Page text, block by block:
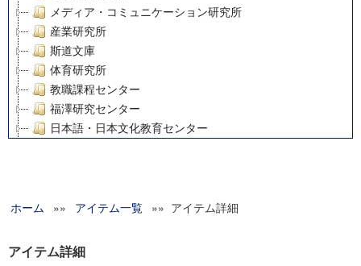
メディア・コミュニケーション研究所
産業研究所
斯道文庫
体育研究所
教職課程センター
福澤研究センター
日本語・日本文化教育センター
グローバルリサーチインスティテュート
科学研究費補助金研究成果報告書
ホーム »» アイテム一覧 »» アイテム詳細
アイテム詳細